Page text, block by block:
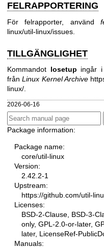
FELRAPPORTERING
För felrapporter, använd
linux/util-linux/issues
TILLGÄNGLIGHET
Kommandot losetup ingår i
frånLinux Kernel Archive
linux/
2026-06-16
Package information:
Package name:
core/util-linux
Version:
2.42.2-1
Upstream:
https://github.com/util-
Licenses:
BSD-2-Clause, BSD-3-
only, GPL-2.0-or-later,
later, LicenseRef-
Manuals: